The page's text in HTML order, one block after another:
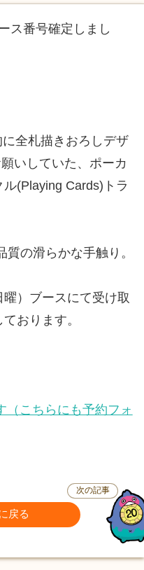
ス番号確定しまし
全札描きおろしデザ
いしていた、ポーカ
(Playing Cards)トラ
の滑らかな手触り。
）ブースにて受け取
おります。
（こちらにも予約フォ
戻る
次の記事